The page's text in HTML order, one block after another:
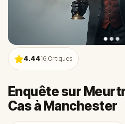
4.4416 Critiques
Enquête sur
Cas à Manchester